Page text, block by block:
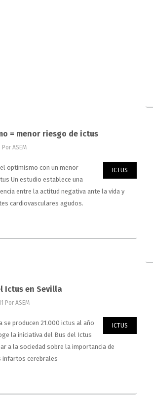
= menor riesgo de ictus
Por ASEM
ICTUS
optimismo con un menor
Un estudio establece una
entre la actitud negativa ante la vida y
cardiovasculares agudos.
Ictus en Sevilla
Por ASEM
ICTUS
se producen 21.000 ictus al año
la iniciativa del Bus del Ictus
a la sociedad sobre la importancia de
infartos cerebrales